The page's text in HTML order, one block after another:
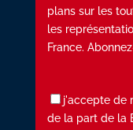
plans sur les
les
France.
j'accepte de
de la part de la